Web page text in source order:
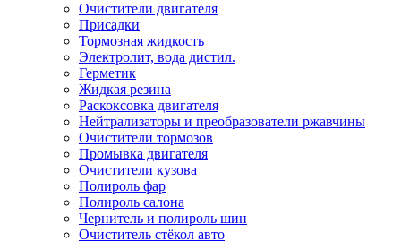
Очистители двигателя
Присадки
Тормозная жидкость
Электролит, вода дистил.
Герметик
Жидкая резина
Раскоксовка двигателя
Нейтрализаторы и преобразователи ржавчины
Очистители тормозов
Промывка двигателя
Очистители кузова
Полироль фар
Полироль салона
Чернитель и полироль шин
Очиститель стёкол авто